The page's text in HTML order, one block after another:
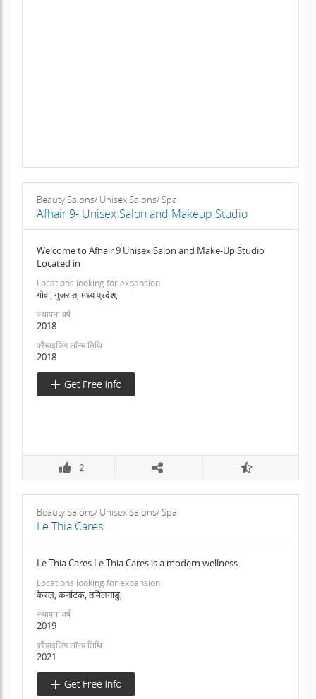
Beauty Salons/ Unisex Salons/ Spa
Afhair 9- Unisex Salon and Makeup Studio
Welcome to Afhair 9 Unisex Salon and Make-Up Studio
Located in
Locations looking for expansion
गोवा, गुजरात, मध्य प्रदेश,
स्थापना वर्ष
2018
फ़्रैंचाइजिंग लॉन्च तिथि
2018
2
Beauty Salons/ Unisex Salons/ Spa
Le Thia Cares
Le Thia Cares Le Thia Cares is a modern wellness
Locations looking for expansion
केरल, कर्नाटक, तमिलनाडु,
स्थापना वर्ष
2019
फ़्रैंचाइजिंग लॉन्च तिथि
2021